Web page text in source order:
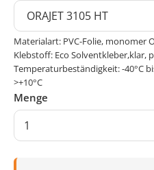
Materialart: PVC-Folie, monomer
Klebstoff: Eco Solventkleber,klar,
Temperaturbeständigkeit: -40°C
>+10°C
Menge